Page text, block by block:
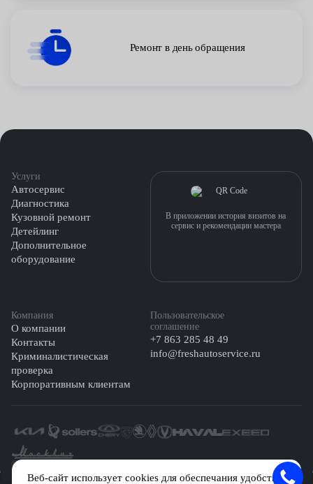
Ремонт в день обращения
Веб-сайт использует cookies для обеспечания удобства
Услуги
Автосервис
Диагностика
Кузовной ремонт
Детейлинг
Дополнительное
оборудование
Компания
О компании
Контакты
Криминалистическая
проверка
Корпоративным клиентам
Пользовательское
соглашение
+7 863 285 48 49
info@freshautoservice.ru
В приложении история визитов на
сервис и рекомендации мастера
©️ 2026 Fresh Auto